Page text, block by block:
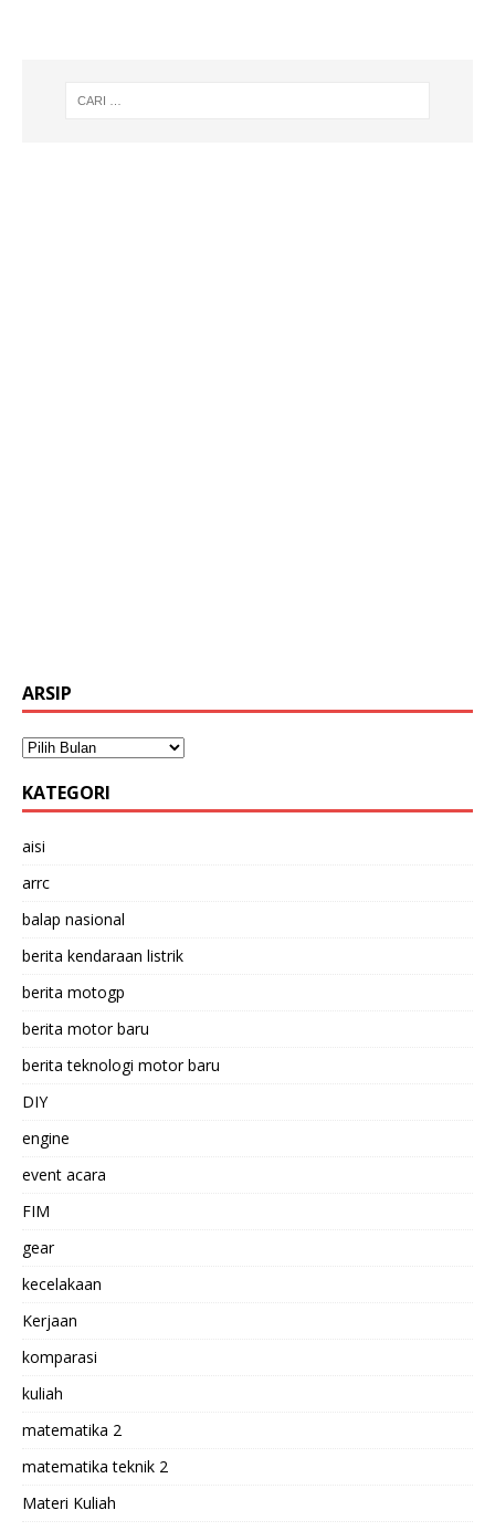
ARSIP
KATEGORI
aisi
arrc
balap nasional
berita kendaraan listrik
berita motogp
berita motor baru
berita teknologi motor baru
DIY
engine
event acara
FIM
gear
kecelakaan
Kerjaan
komparasi
kuliah
matematika 2
matematika teknik 2
Materi Kuliah